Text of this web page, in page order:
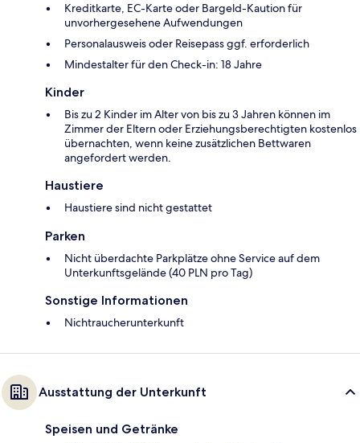
Kreditkarte, EC-Karte oder Bargeld-Kaution für
unvorhergesehene Aufwendungen
Personalausweis oder Reisepass ggf. erforderlich
Mindestalter für den Check-in: 18 Jahre
Kinder
Bis zu 2 Kinder im Alter von bis zu 3 Jahren können im
Zimmer der Eltern oder Erziehungsberechtigten kostenlos
übernachten, wenn keine zusätzlichen Bettwaren
angefordert werden.
Haustiere
Haustiere sind nicht gestattet
Parken
Nicht überdachte Parkplätze ohne Service auf dem
Unterkunftsgelände (40 PLN pro Tag)
Sonstige Informationen
Nichtraucherunterkunft
Ausstattung der Unterkunft
Speisen und Getränke